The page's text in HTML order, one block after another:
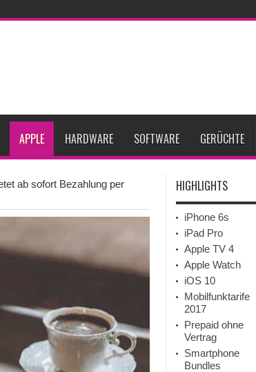
könnte das nächste große Gesundheits-Gadget werden
APPLE HARDWARE SOFTWARE GERÜCHTE
ab sofort Bezahlung per
HIGHLIGHTS
iPhone 6s
iPad Pro
Apple TV 4
Apple Watch
iOS 10
Mobilfunktarife
2017
Prepaid ohne
Vertrag
Smartphone
Bundles